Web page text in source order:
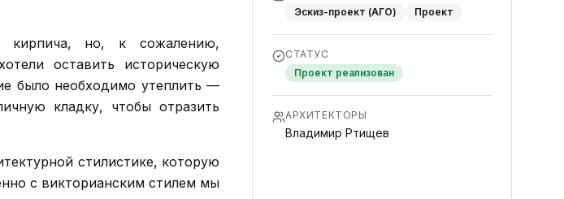
кирпича, но, к сожалению,
оставить историческую
было необходимо утеплить —
кладку, чтобы отразить
стилистике, которую
с викторианским стилем мы
Эскиз-проект (АГО)
Проект
СТАТУС
Проект реализован
АРХИТЕКТОРЫ
Владимир Ртищев